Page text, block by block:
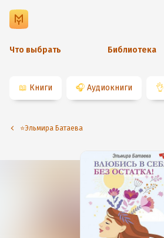
Что выбрать Библиотека
📖 Книги 🎧 Аудиокниги 👌
⭐️Эльмира Батаева